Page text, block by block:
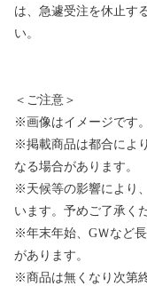
は、急遽受注を休止す
い。
＜ご注意＞
※画像はイメージです。
※掲載商品は都合によ
なる場合があります。
※天候等の影響により
います。予めご了承く
※年末年始、GＷなど
があります。
※商品は無くなり次第